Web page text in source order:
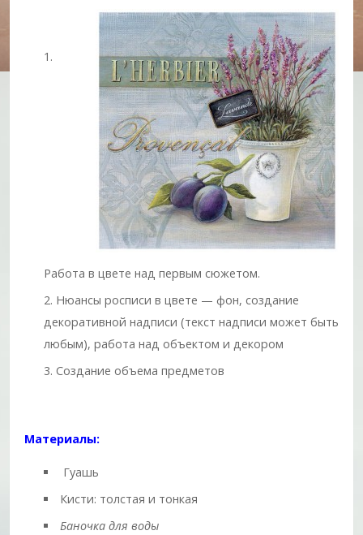
Работа в цвете над первым сюжетом.
Нюансы росписи в цвете — фон, создание
декоративной надписи (текст надписи может быть
любым), работа над объектом и декором
Создание объема предметов
Материалы:
Гуашь
Кисти: толстая и тонкая
Баночка для воды